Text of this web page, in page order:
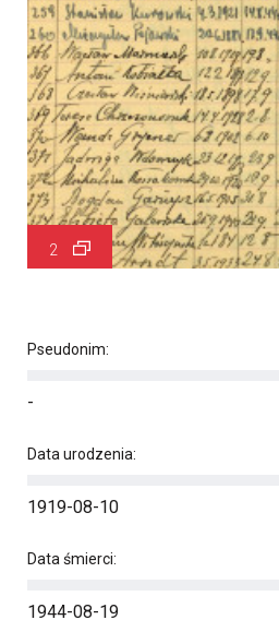
2
Pseudonim:
-
Data urodzenia:
1919-08-10
Data śmierci:
1944-08-19